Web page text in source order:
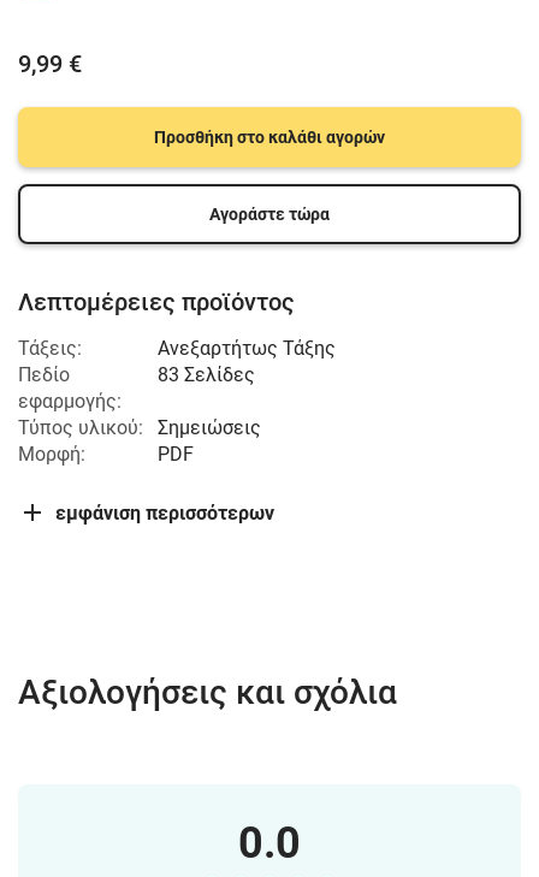
9,99 €
Προσθήκη στο καλάθι αγορών
Αγοράστε τώρα
Λεπτομέρειες προϊόντος
Τάξεις:
Ανεξαρτήτως Τάξης
Πεδίο
εφαρμογής:
83 Σελίδες
Τύπος υλικού:
Σημειώσεις
Μορφή:
PDF
εμφάνιση περισσότερων
Αξιολογήσεις και σχόλια
0.0